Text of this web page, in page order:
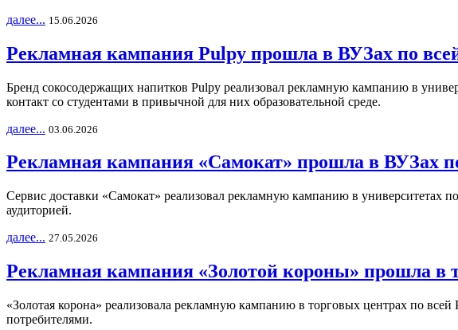
далее... 15.06.2026
Рекламная кампания Pulpy прошла в ВУЗах по
Бренд сокосодержащих напитков Pulpy реализовал рекламную кампанию в
контакт со студентами в привычной для них образовательной среде.
далее... 03.06.2026
Рекламная кампания «Самокат» прошла в ВУЗах
Сервис доставки «Самокат» реализовал рекламную кампанию в университетах
аудиторией.
далее... 27.05.2026
Рекламная кампания «Золотой короны» прошла в
«Золотая корона» реализовала рекламную кампанию в торговых центрах по
потребителями.